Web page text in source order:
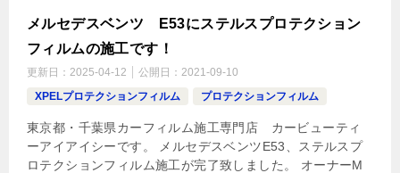
メルセデスベンツ E53にステルスプロテクション
フィルムの施工です！
更新日： 2025-04-12 公開日： 2021-09-10
XPELプロテクションフィルム
プロテクションフィルム
東京都・千葉県カーフィルム施工専門店 カービューティ
ーアイアイシーです。 メルセデスベンツE53、ステルスプ
ロテクションフィルム施工が完了致しました。 オーナーM